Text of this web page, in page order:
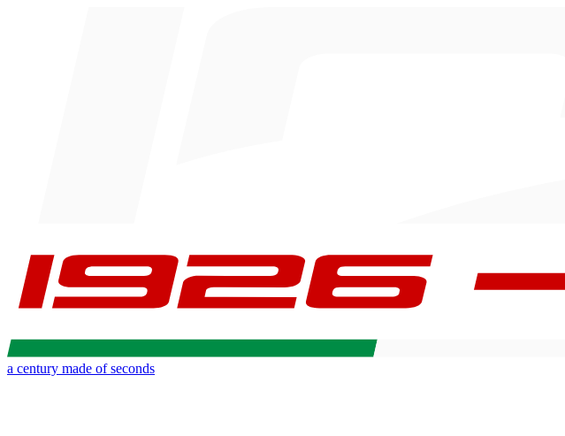
a century made of seconds